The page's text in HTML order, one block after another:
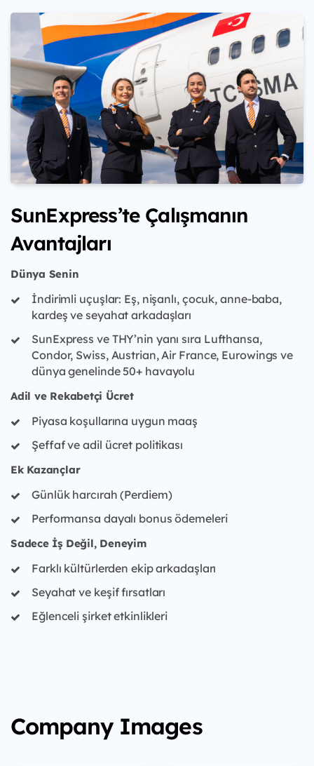
SunExpress’te Çalışmanın
Avantajları
Dünya Senin
İndirimli uçuşlar: Eş, nişanlı, çocuk, anne-baba,
kardeş ve seyahat arkadaşları
SunExpress ve THY’nin yanı sıra Lufthansa,
Condor, Swiss, Austrian, Air France, Eurowings ve
dünya genelinde 50+ havayolu
Adil ve Rekabetçi Ücret
Piyasa koşullarına uygun maaş
Şeffaf ve adil ücret politikası
Ek Kazançlar
Günlük harcırah (Perdiem)
Performansa dayalı bonus ödemeleri
Sadece İş Değil, Deneyim
Farklı kültürlerden ekip arkadaşları
Seyahat ve keşif fırsatları
Eğlenceli şirket etkinlikleri
Company Images